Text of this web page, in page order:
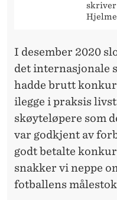
skriver
I desember 2020
det internasjonale
hadde brutt
ilegge i praksis
skøyteløpere som
var godkjent av
godt betalte
snakker vi neppe
fotballens